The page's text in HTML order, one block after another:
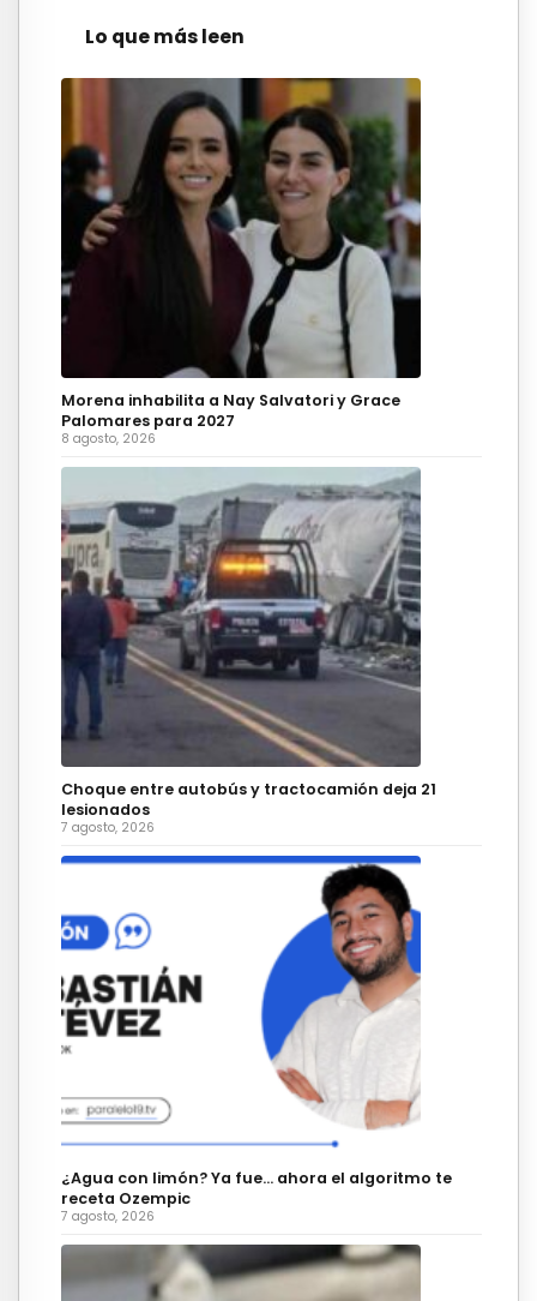
Lo que más leen
Morena inhabilita a Nay Salvatori y Grace
Palomares para 2027
8 agosto, 2026
Choque entre autobús y tractocamión deja 21
lesionados
7 agosto, 2026
¿Agua con limón? Ya fue… ahora el algoritmo te
receta Ozempic
7 agosto, 2026